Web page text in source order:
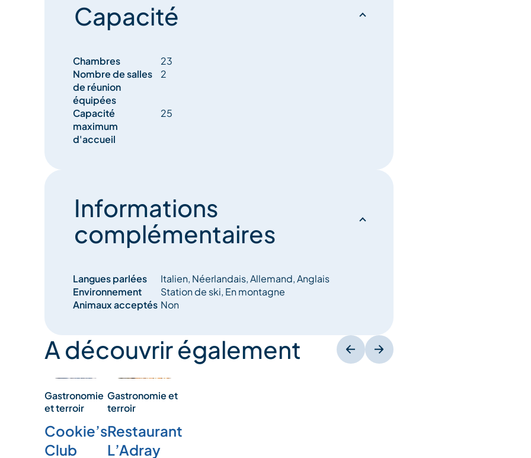
Capacité
Chambres
23
Nombre de salles
de réunion
équipées
2
Capacité
maximum
d'accueil
25
Informations
complémentaires
Langues parlées
Italien, Néerlandais, Allemand, Anglais
Environnement
Station de ski, En montagne
Animaux acceptés Non
A découvrir également
Gastronomie
et terroir
Cookie’s
Club
Gastronomie et
terroir
Restaurant
L’Adray